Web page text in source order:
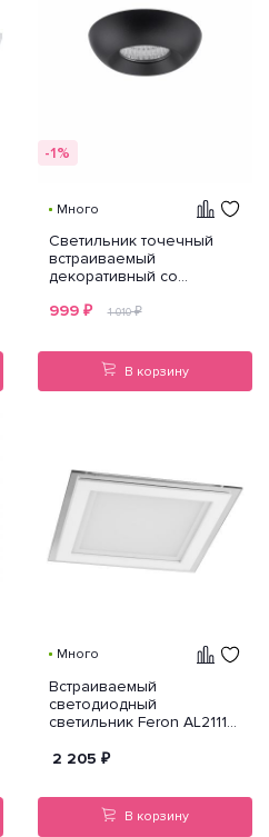
-1%
Много
Светильник точечный
встраиваемый
декоративный со
светодиодами Monde
999₽ 1 010₽
В корзину
Много
Встраиваемый
светодиодный
светильник Feron AL2111
2 205 ₽
В корзину